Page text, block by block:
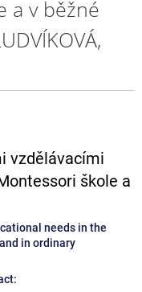
a v běžné
vzdělávacími
škole a
needs in the
in ordinary